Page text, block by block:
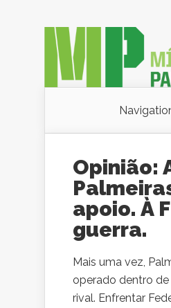
Opinião:
apoio. À
guerra.
Mais uma vez,
operado dentro
rival. Enfrentar